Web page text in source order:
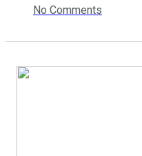
No Comments